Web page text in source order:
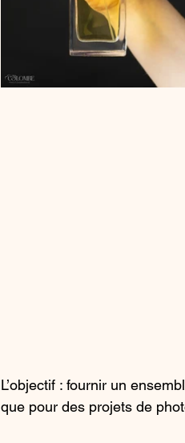
L’objectif : fournir un
que pour des projets de